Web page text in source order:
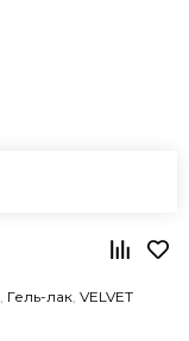
, Гель-лак, VELVET